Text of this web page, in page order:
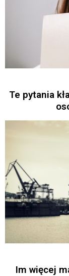
Te pytania
Im więcej